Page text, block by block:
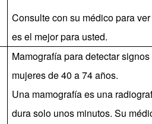
Consulte con su médico para
es el mejor para usted.
Mamografía para detectar
mujeres de 40 a 74 años.
Una mamografía es una
dura solo unos minutos. Su